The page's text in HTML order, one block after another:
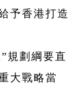
予香港打造
規劃綱要直
大戰略當